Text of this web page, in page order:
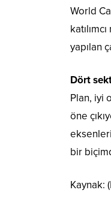
World
yapılan
Dört
Plan, iyi
öne
bir
Kaynak: